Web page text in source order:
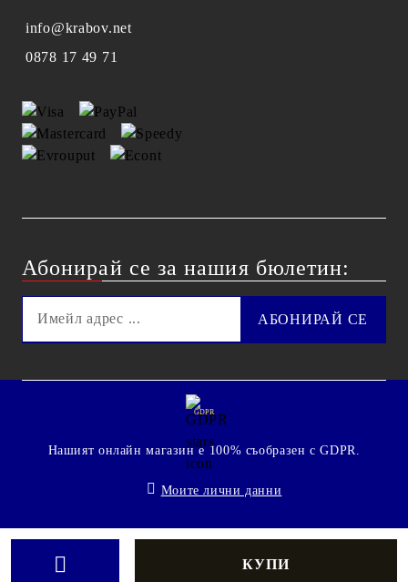
info@krabov.net
0878 17 49 71
Абонирай се за нашия бюлетин:
GDPR
Нашият онлайн магазин е 100% съобразен с GDPR.
Моите лични данни